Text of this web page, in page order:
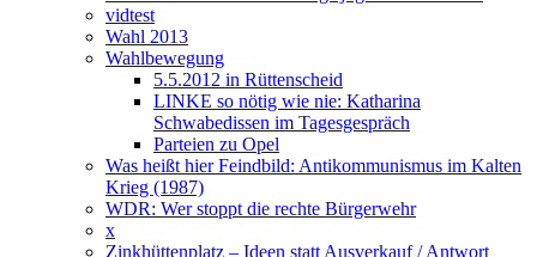
vidtest
Wahl 2013
Wahlbewegung
5.5.2012 in Rüttenscheid
LINKE so nötig wie nie: Katharina
Schwabedissen im Tagesgespräch
Parteien zu Opel
Was heißt hier Feindbild: Antikommunismus im Kalten
Krieg (1987)
WDR: Wer stoppt die rechte Bürgerwehr
x
Zinkhüttenplatz – Ideen statt Ausverkauf / Antwort